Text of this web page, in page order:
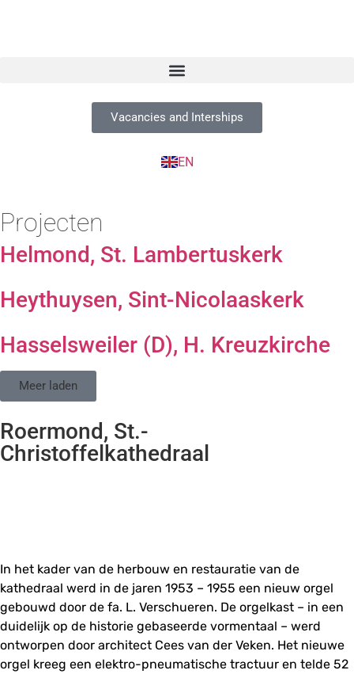
Vacancies and Interships
EN
NL
FR
Projecten
Helmond, St. Lambertuskerk
Heythuysen, Sint-Nicolaaskerk
Hasselsweiler (D), H. Kreuzkirche
Meer laden
Roermond, St.-
Christoffelkathedraal
In het kader van de herbouw en restauratie van de
kathedraal werd in de jaren 1953 – 1955 een nieuw orgel
gebouwd door de fa. L. Verschueren. De orgelkast – in een
duidelijk op de historie gebaseerde vormentaal – werd
ontworpen door architect Cees van der Veken. Het nieuwe
orgel kreeg een elektro-pneumatische tractuur en telde 52